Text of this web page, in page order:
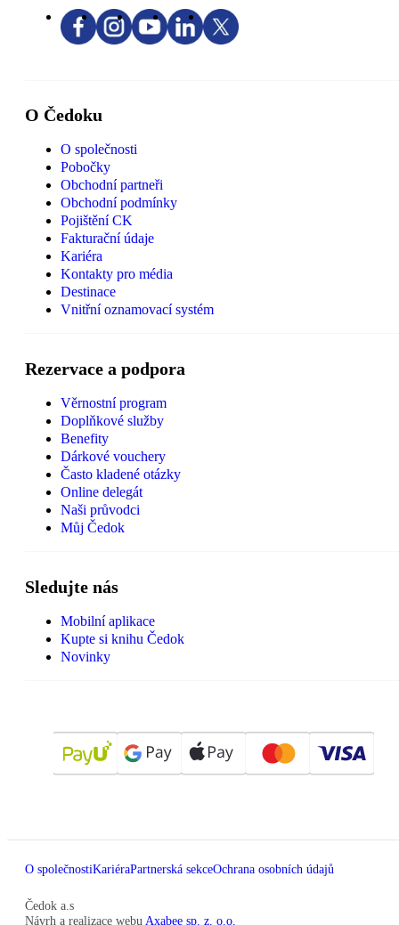
O Čedoku
O společnosti
Pobočky
Obchodní partneři
Obchodní podmínky
Pojištění CK
Fakturační údaje
Kariéra
Kontakty pro média
Destinace
Vnitřní oznamovací systém
Rezervace a podpora
Věrnostní program
Doplňkové služby
Benefity
Dárkové vouchery
Často kladené otázky
Online delegát
Naši průvodci
Můj Čedok
Sledujte nás
Mobilní aplikace
Kupte si knihu Čedok
Novinky
O společnostiKariéraPartnerská sekceOchrana osobních údajů
Čedok a.s
Návrh a realizace webu Axabee sp. z. o.o.